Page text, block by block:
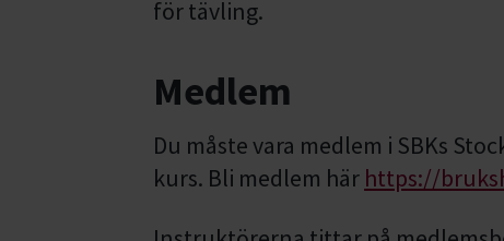
för tävling.
Medlem
Du måste vara medlem i SBKs
kurs. Bli medlem här https://